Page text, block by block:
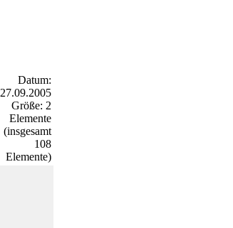
Datum:
27.09.2005
Größe: 2
Elemente
(insgesamt
108
Elemente)